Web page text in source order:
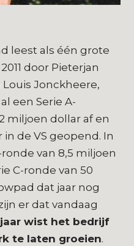
leest als één grote
door Pieterjan
Jonckheere,
een Serie A-
miljoen dollar af en
de VS geopend. In
van 8,5 miljoen
C-ronde van 50
dat jaar nog
er dat vandaag
wist het bedrijf
te laten groeien.